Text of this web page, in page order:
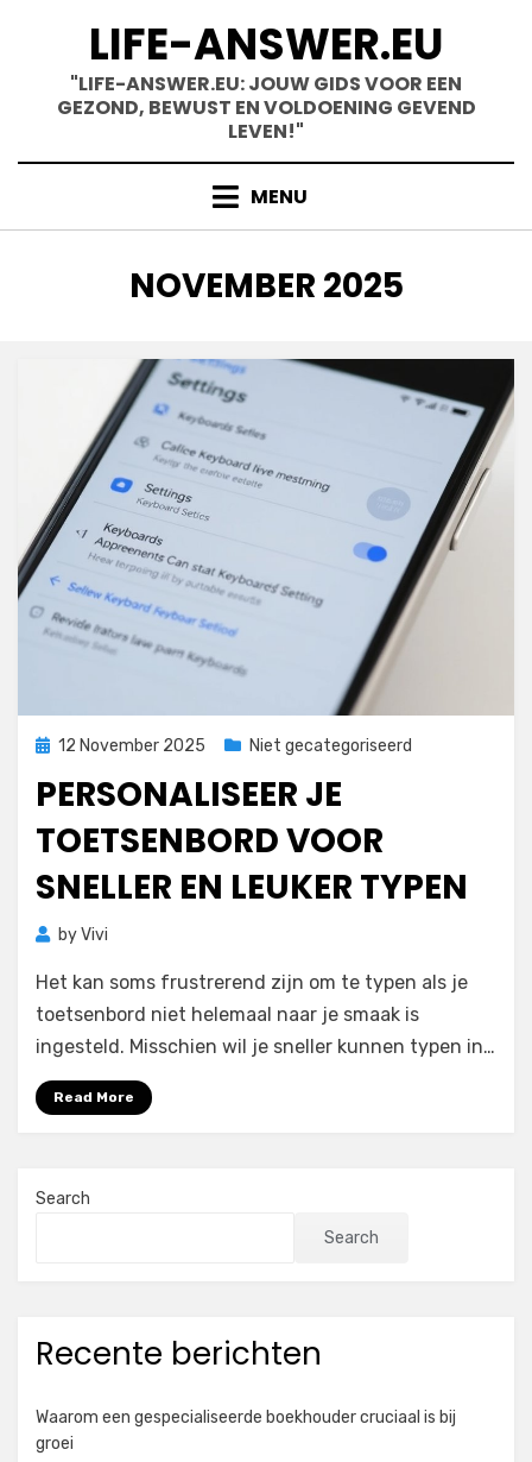
LIFE-ANSWER.EU
"LIFE-ANSWER.EU: JOUW GIDS VOOR EEN
GEZOND, BEWUST EN VOLDOENING GEVEND
LEVEN!"
MENU
MONTH
:
NOVEMBER 2025
Posted
12 November 2025 Niet gecategoriseerd
PERSONALISEER JE
TOETSENBORD VOOR
SNELLER EN LEUKER TYPEN
byVivi
Het kan soms frustrerend zijn om te typen als je
toetsenbord niet helemaal naar je smaak is
ingesteld. Misschien wil je sneller kunnen typen in…
Read More
Search
Search
Recente berichten
Waarom een gespecialiseerde boekhouder cruciaal is bij
groei